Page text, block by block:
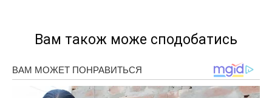
Вам також може сподобатись